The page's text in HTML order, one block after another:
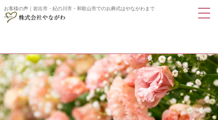
お客様の声｜岩出市・紀の川市・和歌山市でのお葬式はやながわまで